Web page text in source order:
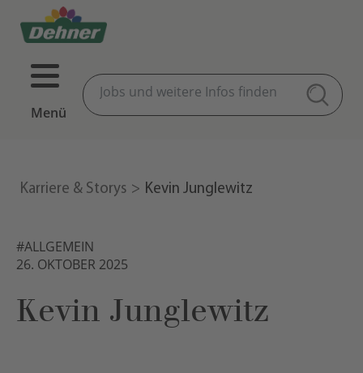
Menü
Karriere & Storys Kevin Junglewitz
#ALLGEMEIN
26. OKTOBER 2025
Kevin Junglewitz